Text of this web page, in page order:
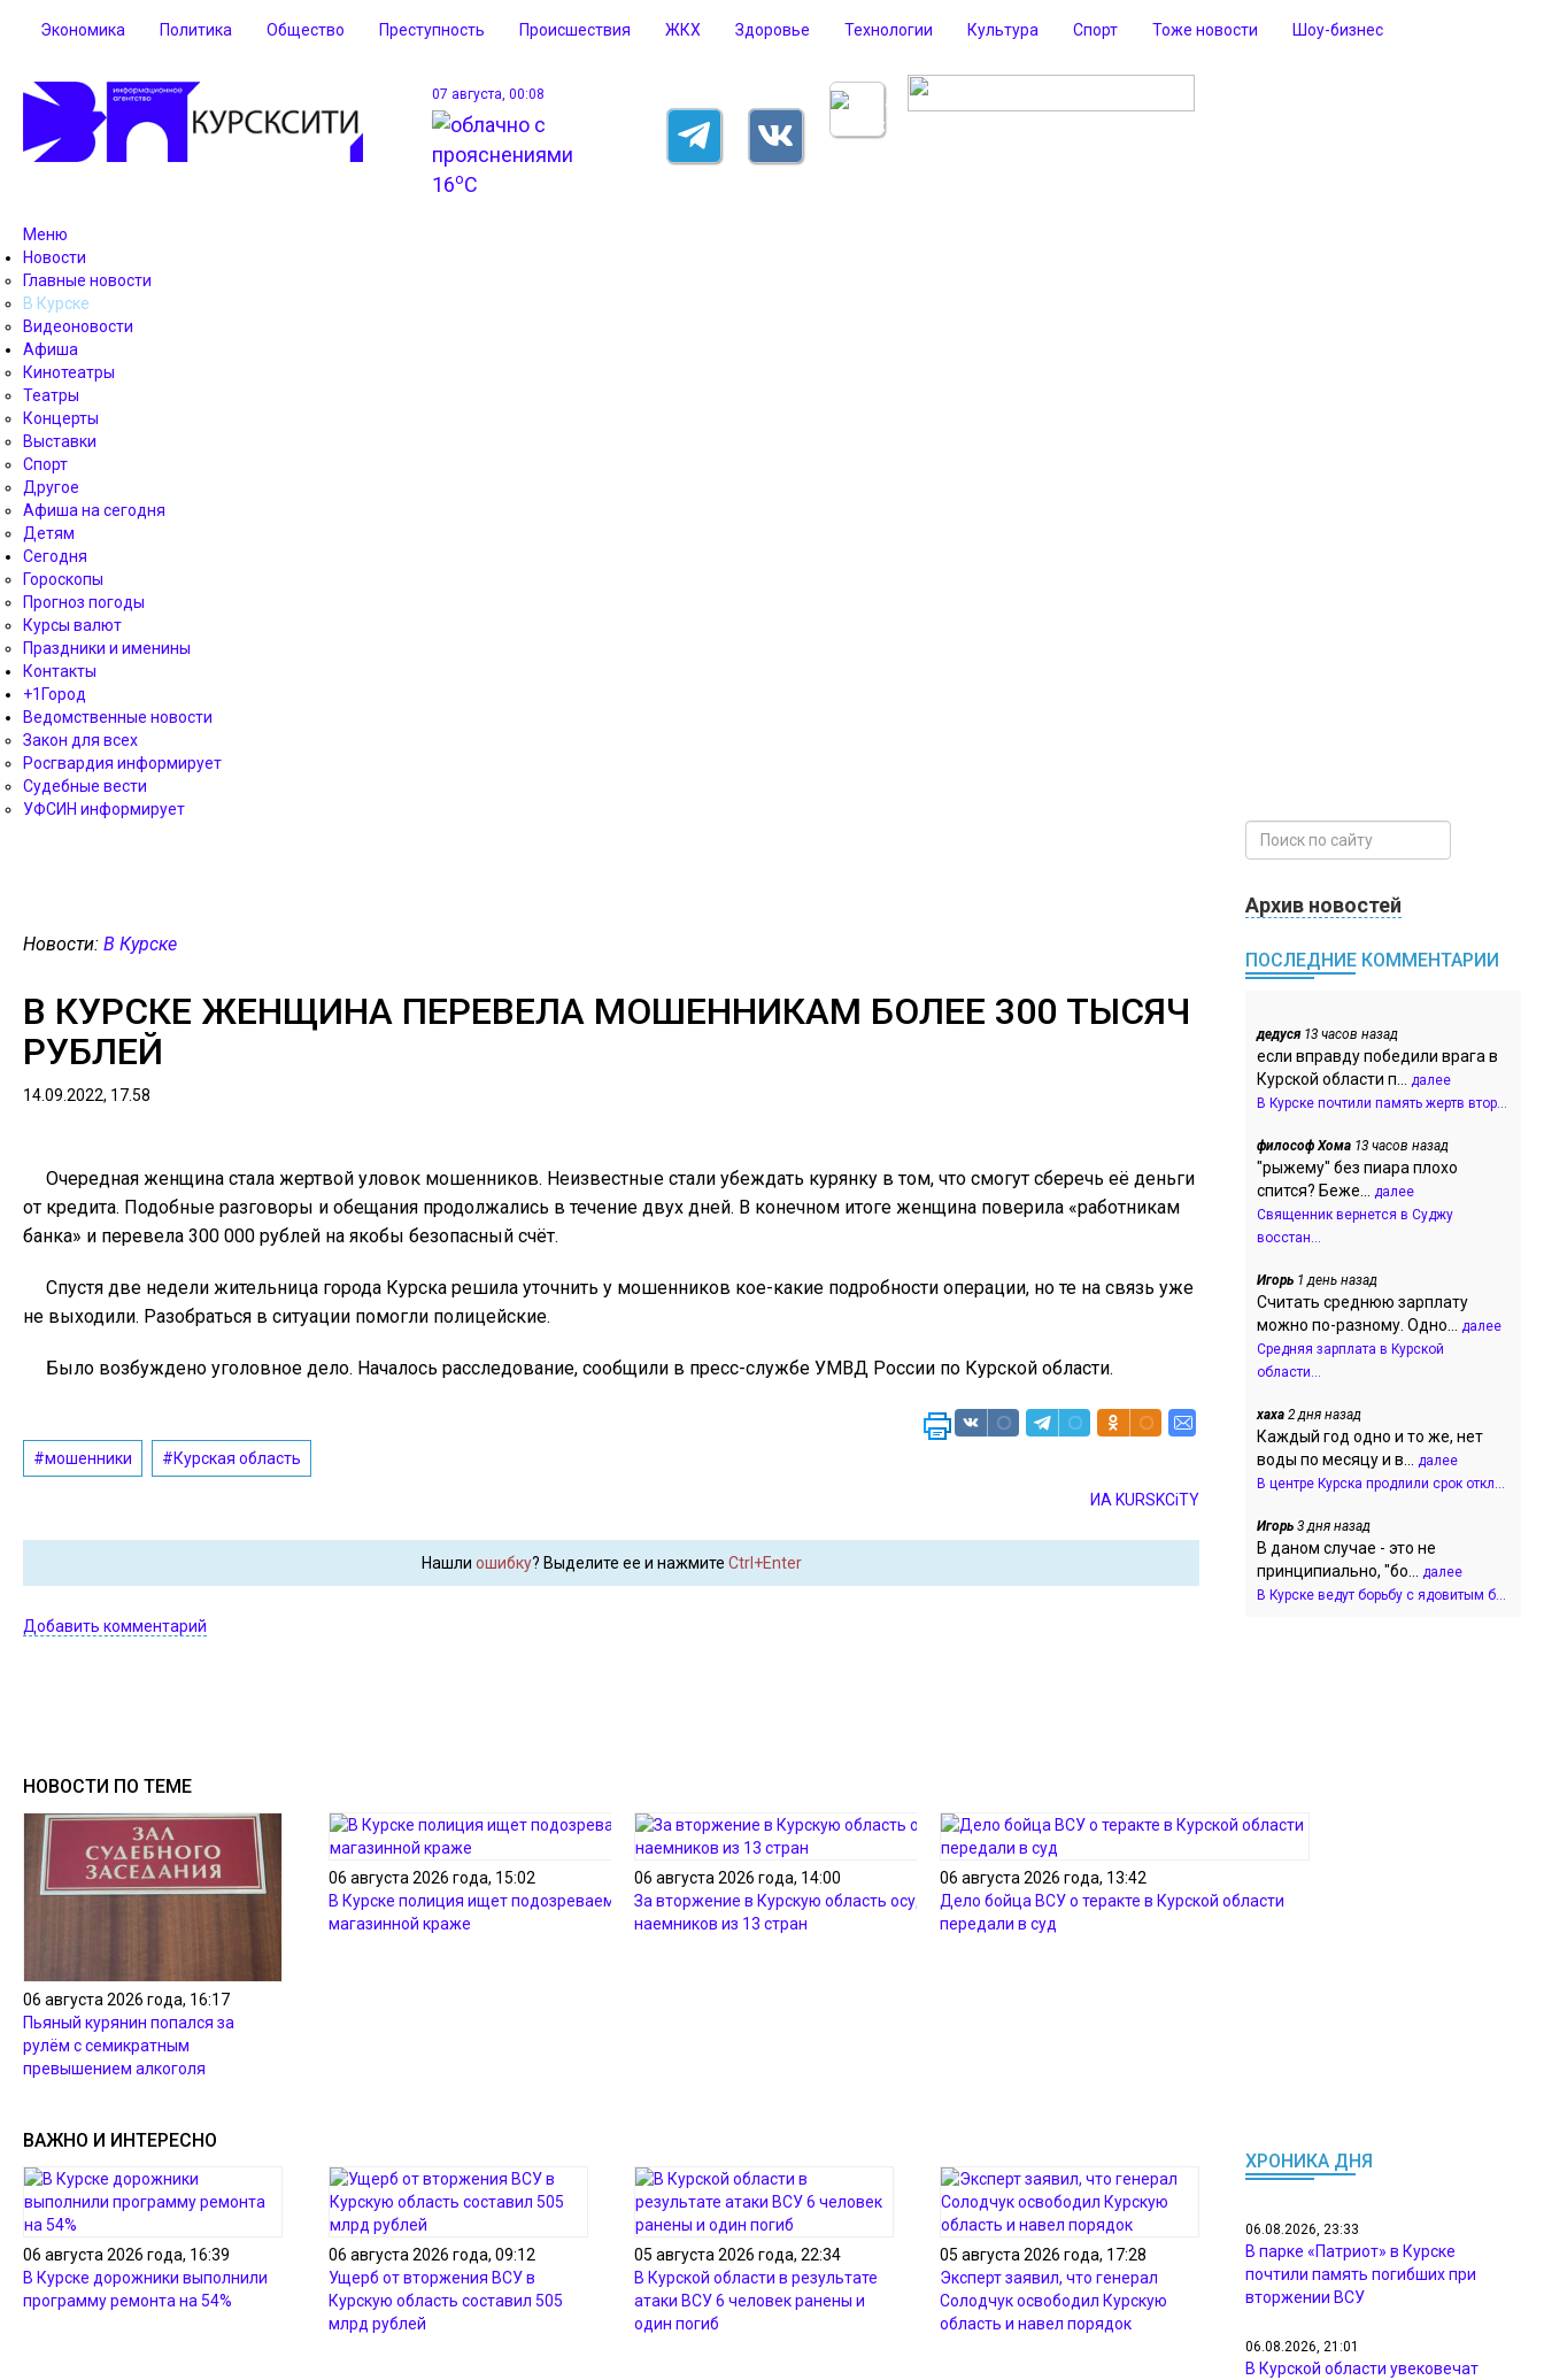
Экономика Политика Общество Преступность Происшествия ЖКХ Здоровье Технологии Культура Спорт Тоже новости Шоу-бизнес
07 августа, 00:08
16oC
Меню
Новости
Главные новости
В Курске
Видеоновости
Афиша
Кинотеатры
Театры
Концерты
Выставки
Спорт
Другое
Афиша на сегодня
Детям
Сегодня
Гороскопы
Прогноз погоды
Курсы валют
Праздники и именины
Контакты
+1Город
Ведомственные новости
Закон для всех
Росгвардия информирует
Судебные вести
УФСИН информирует
Новости: В Курске
В КУРСКЕ ЖЕНЩИНА ПЕРЕВЕЛА МОШЕННИКАМ БОЛЕЕ 300 ТЫСЯЧ
РУБЛЕЙ
14.09.2022, 17.58
Очередная женщина стала жертвой уловок мошенников. Неизвестные стали убеждать курянку в том, что смогут сберечь её деньги
от кредита. Подобные разговоры и обещания продолжались в течение двух дней. В конечном итоге женщина поверила «работникам
банка» и перевела 300 000 рублей на якобы безопасный счёт.
Спустя две недели жительница города Курска решила уточнить у мошенников кое-какие подробности операции, но те на связь уже
не выходили. Разобраться в ситуации помогли полицейские.
Было возбуждено уголовное дело. Началось расследование, сообщили в пресс-службе УМВД России по Курской области.
#мошенники #Курская область
ИА KURSKCiTY
Нашли ошибку? Выделите ее и нажмите Ctrl+Enter
Добавить комментарий
НОВОСТИ ПО ТЕМЕ
06 августа 2026 года, 16:17
Пьяный курянин попался за
рулём с семикратным
превышением алкоголя
06 августа 2026 года, 15:02
В Курске полиция ищет подозреваемого в
магазинной краже
06 августа 2026 года, 14:00
За вторжение в Курскую область осудили 36
наемников из 13 стран
06 августа 2026 года, 13:42
Дело бойца ВСУ о теракте в Курской области
передали в суд
ВАЖНО И ИНТЕРЕСНО
06 августа 2026 года, 16:39
В Курске дорожники выполнили
программу ремонта на 54%
06 августа 2026 года, 09:12
Ущерб от вторжения ВСУ в
Курскую область составил 505
млрд рублей
05 августа 2026 года, 22:34
В Курской области в результате
атаки ВСУ 6 человек ранены и
один погиб
05 августа 2026 года, 17:28
Эксперт заявил, что генерал
Солодчук освободил Курскую
область и навел порядок
Архив новостей
ПОСЛЕДНИЕ КОММЕНТАРИИ
дедуся13 часов назад
если вправду победили врага в
Курской области п... далее
В Курске почтили память жертв втор...
философ Хома 13 часов назад
"рыжему" без пиара плохо
спится? Беже... далее
Священник вернется в Суджу
восстан...
Игорь 1 день назад
Считать среднюю зарплату
можно по-разному. Одно... далее
Средняя зарплата в Курской
области...
хаха 2 дня назад
Каждый год одно и то же, нет
воды по месяцу и в... далее
В центре Курска продлили срок откл...
Игорь 3 дня назад
В даном случае - это не
принципиально, "бо... далее
В Курске ведут борьбу с ядовитым б...
ХРОНИКА ДНЯ
06.08.2026, 23:33
В парке «Патриот» в Курске
почтили память погибших при
вторжении ВСУ
06.08.2026, 21:01
В Курской области увековечат